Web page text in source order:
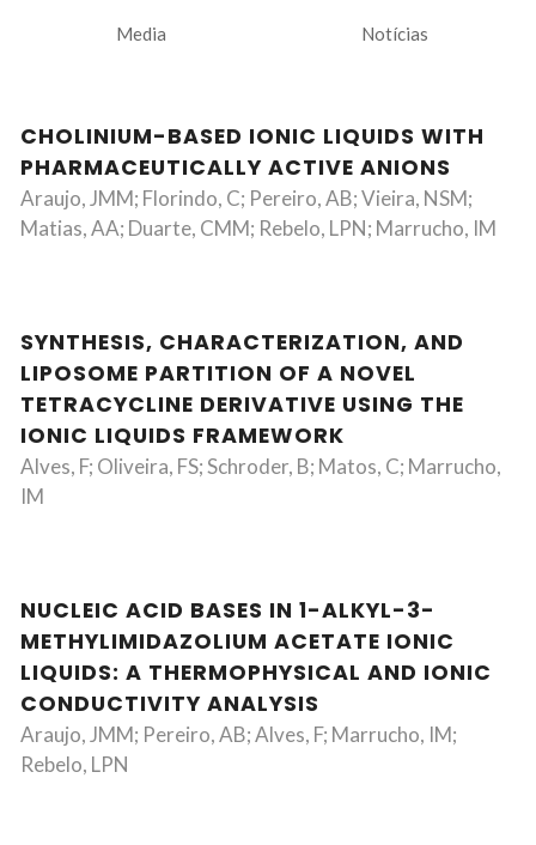
Media Notícias
CHOLINIUM-BASED IONIC LIQUIDS WITH
PHARMACEUTICALLY ACTIVE ANIONS
Araujo, JMM; Florindo, C; Pereiro, AB; Vieira, NSM;
Matias, AA; Duarte, CMM; Rebelo, LPN; Marrucho, IM
SYNTHESIS, CHARACTERIZATION, AND
LIPOSOME PARTITION OF A NOVEL
TETRACYCLINE DERIVATIVE USING THE
IONIC LIQUIDS FRAMEWORK
Alves, F; Oliveira, FS; Schroder, B; Matos, C; Marrucho,
IM
NUCLEIC ACID BASES IN 1-ALKYL-3-
METHYLIMIDAZOLIUM ACETATE IONIC
LIQUIDS: A THERMOPHYSICAL AND IONIC
CONDUCTIVITY ANALYSIS
Araujo, JMM; Pereiro, AB; Alves, F; Marrucho, IM;
Rebelo, LPN